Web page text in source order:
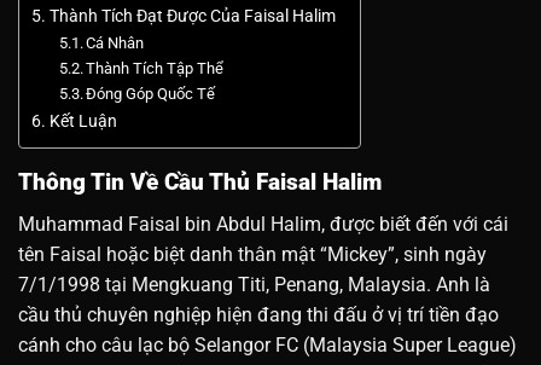
Thành Tích Đạt Được Của Faisal Halim
Cá Nhân
Thành Tích Tập Thể
Đóng Góp Quốc Tế
Kết Luận
Thông Tin Về Cầu Thủ Faisal Halim
Muhammad Faisal bin Abdul Halim, được biết đến với cái
tên Faisal hoặc biệt danh thân mật “Mickey”, sinh ngày
7/1/1998 tại Mengkuang Titi, Penang, Malaysia. Anh là
cầu thủ chuyên nghiệp hiện đang thi đấu ở vị trí tiền đạo
cánh cho câu lạc bộ Selangor FC (Malaysia Super League)